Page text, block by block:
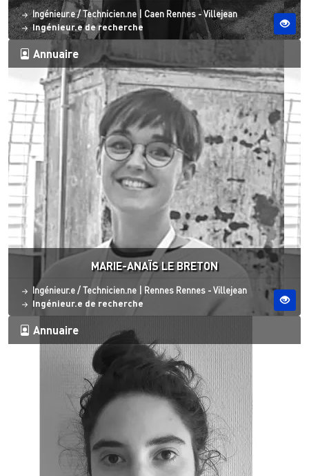
Statut
Ingénieur.e / Technicien.ne Site ESO
Caen Rennes - Villejean
Ingénieur.e de recherche
Annuaire
MARIE-ANAÏS LE BRETON
Statut
Ingénieur.e / Technicien.ne Site ESO
Rennes Rennes - Villejean
Ingénieur.e de recherche
Annuaire